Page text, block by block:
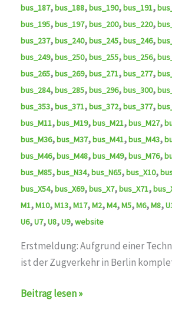
bus_187, bus_188, bus_190, bus_191,
bus_195, bus_197, bus_200, bus_220,
bus_237, bus_240, bus_245, bus_246,
bus_249, bus_250, bus_255, bus_256,
bus_265, bus_269, bus_271, bus_277,
bus_284, bus_285, bus_296, bus_300,
bus_353, bus_371, bus_372, bus_377,
bus_M11, bus_M19, bus_M21, bus_M27,
bus_M36, bus_M37, bus_M41, bus_M43,
bus_M46, bus_M48, bus_M49, bus_M76,
bus_M85, bus_N34, bus_N65, bus_X10,
bus_X54, bus_X69, bus_X7, bus_X71,
M1,M10,M13,M17,M2,M4,M5,M6,M8,
U6,U7,U8,U9,website
Erstmeldung: Aufgrund einer
ist der Zugverkehr in Berlin
auf
Beitrag lesen »